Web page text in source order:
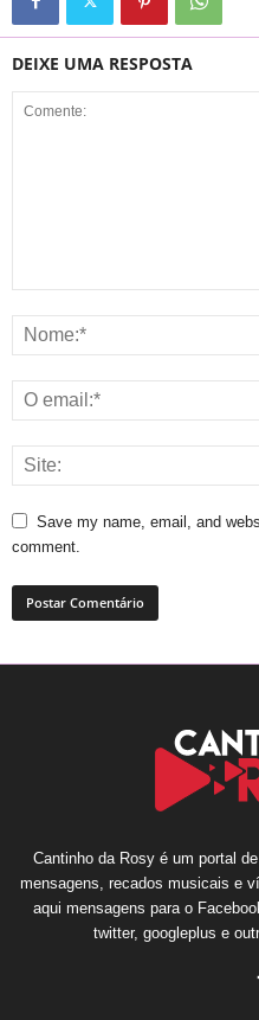
DEIXE UMA RESPOSTA
Save my name, email, and
comment.
Cantinho da Rosy é um portal
mensagens, recados musicais e
aqui mensagens para o
twitter, googleplus e